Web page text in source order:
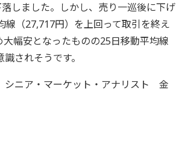
しました。しかし、売り一巡後に下げ
線（27,717円）を上回って取引を終え
大幅安となったものの25日移動平均線
されそうです。
シニア・マーケット・アナリスト 金